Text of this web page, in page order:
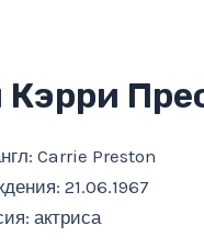
Кэрри
Carrie Preston
21.06.1967
актриса